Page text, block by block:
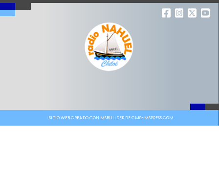
SITIO WEB CREADO CON MSBUILDER DE CMS-MSPRESS.COM